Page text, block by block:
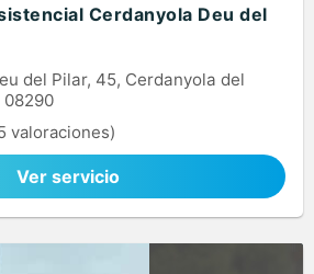
Cerdanyola Deu del
del Pilar, 45, Cerdanyola del
08290
valoraciones)
Ver servicio